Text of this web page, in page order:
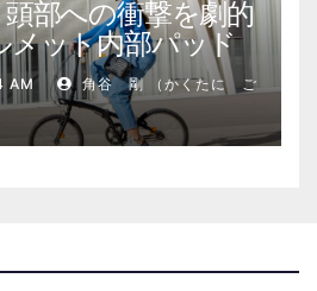
部への衝撃を劇的
メット内部パッド
AM
角谷 剛 （かくたに ご